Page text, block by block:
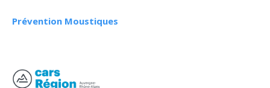
Prévention Moustiques